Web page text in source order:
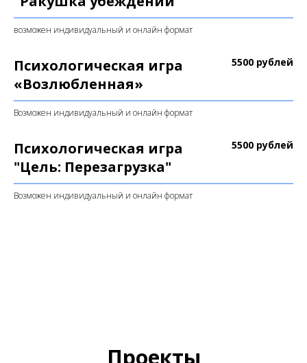
возможен индивидуальный и онлайн формат
Психологическая игра
«Возлюбленная»
5500 рублей
Возможен индивидуальный и онлайн формат
Психологическая игра
"Цель: Перезагрузка"
5500 рублей
Возможен индивидуальный и онлайн формат